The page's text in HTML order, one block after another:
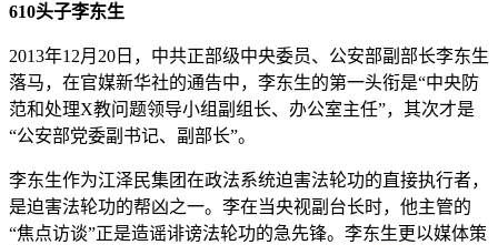
610头子李东生
2013年12月20日，中共正部级中央委员、公安部副部长李东生
落马，在官媒新华社的通告中，李东生的第一头衔是“中央防
范和处理X教问题领导小组副组长、办公室主任”，其次才是
“公安部党委副书记、副部长”。
李东生作为江泽民集团在政法系统迫害法轮功的直接执行者，
是迫害法轮功的帮凶之一。李在当央视副台长时，他主管的
“焦点访谈”正是造谣诽谤法轮功的急先锋。李东生更以媒体策